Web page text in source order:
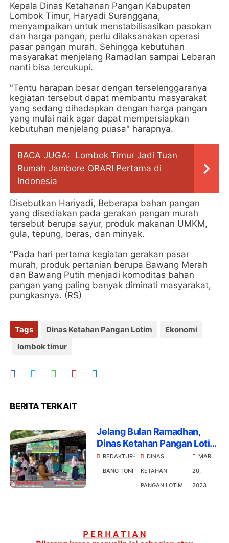
Kepala Dinas Ketahanan Pangan Kabupaten
Lombok Timur, Haryadi Suranggana,
menyampaikan untuk menstabilisasikan pasokan
dan harga pangan, perlu dilaksanakan operasi
pasar pangan murah. Sehingga kebutuhan
masyarakat menjelang Ramadlan sampai Lebaran
nanti bisa tercukupi.
"Tentu harapan besar dengan terselenggaranya
kegiatan tersebut dapat membantu masyarakat
yang sedang dihadapkan dengan harga pangan
yang mulai naik agar dapat mempersiapkan
kebutuhan menjelang puasa" harapnya.
BACA JUGA: Lombok Timur Jadi Tuan
Rumah Jambore ORARI Pertama di
Indonesia
Disebutkan Hariyadi, Beberapa bahan pangan
yang disediakan pada gerakan pangan murah
tersebut berupa sayur, produk makanan UMKM,
gula, tepung, beras, dan minyak.
"Pada hari pertama kegiatan gerakan pasar
murah, produk pertanian berupa Bawang Merah
dan Bawang Putih menjadi komoditas bahan
pangan yang paling banyak diminati masyarakat,
pungkasnya. (RS)
Tags Dinas Ketahan Pangan Lotim
Ekonomi
lombok timur
BERITA TERKAIT
Jelang Bulan Ramadhan,
Dinas Ketahan Pangan Lotim
Gelar Pangan Murah
REDAKTUR-
BANG TONI
DINAS
KETAHAN
PANGAN LOTIM
MAR
20,
2023